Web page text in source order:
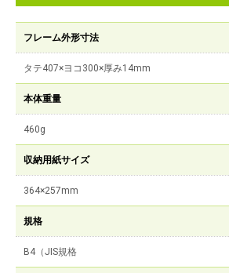
フレーム外形寸法
タテ407×ヨコ300×厚み14mm
本体重量
460g
収納用紙サイズ
364×257mm
規格
B4（JIS規格